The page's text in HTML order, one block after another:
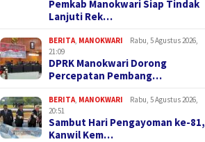
Pemkab Manokwari Siap Tindak
Lanjuti Rek…
BERITA MANOKWARI
Rabu, 5 Agustus 2026,
21:09
DPRK Manokwari Dorong
Percepatan Pembang…
BERITA MANOKWARI
Rabu, 5 Agustus 2026,
20:51
Sambut Hari Pengayoman ke-81,
Kanwil Kem…